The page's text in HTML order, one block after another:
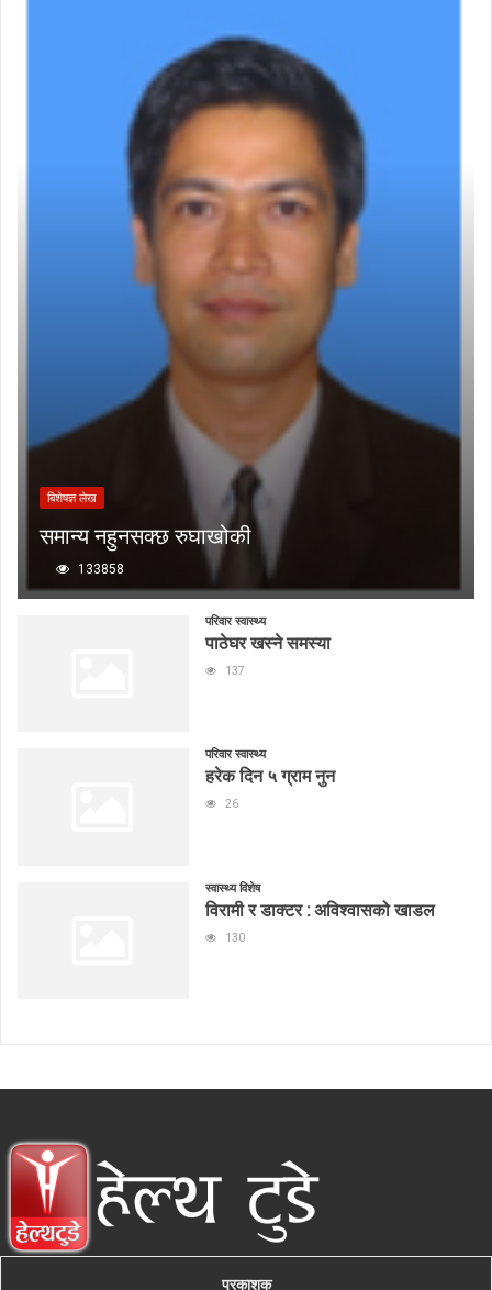
बिशेषज्ञ लेख
समान्य नहुनसक्छ रुघाखोकी
133858
परिवार स्वास्थ्य
पाठेघर खस्ने समस्या
137
परिवार स्वास्थ्य
हरेक दिन ५ ग्राम नुन
26
स्वास्थ्य विशेष
विरामी र डाक्टर : अविश्वासको खाडल
130
प्रकाशक